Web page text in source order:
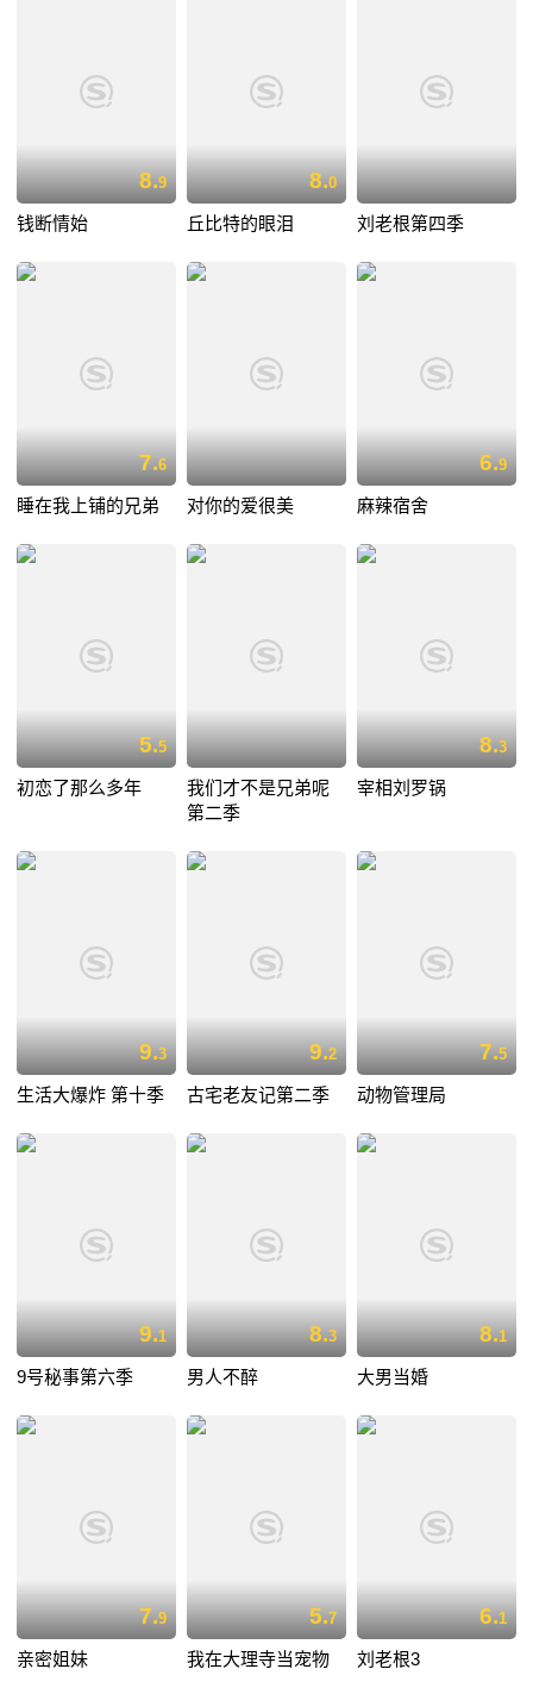
8.9
钱断情始
8.0
丘比特的眼泪 刘老根第四季
7.6
睡在我上铺的兄弟 对你的爱很美
6.9
麻辣宿舍
5.5
初恋了那么多年
我们才不是兄弟呢
第二季
8.3
宰相刘罗锅
9.3
生活大爆炸 第十季
9.2
古宅老友记第二季
7.5
动物管理局
9.1
9号秘事第六季
8.3
男人不醉
8.1
大男当婚
7.9
亲密姐妹
5.7
我在大理寺当宠物
6.1
刘老根3